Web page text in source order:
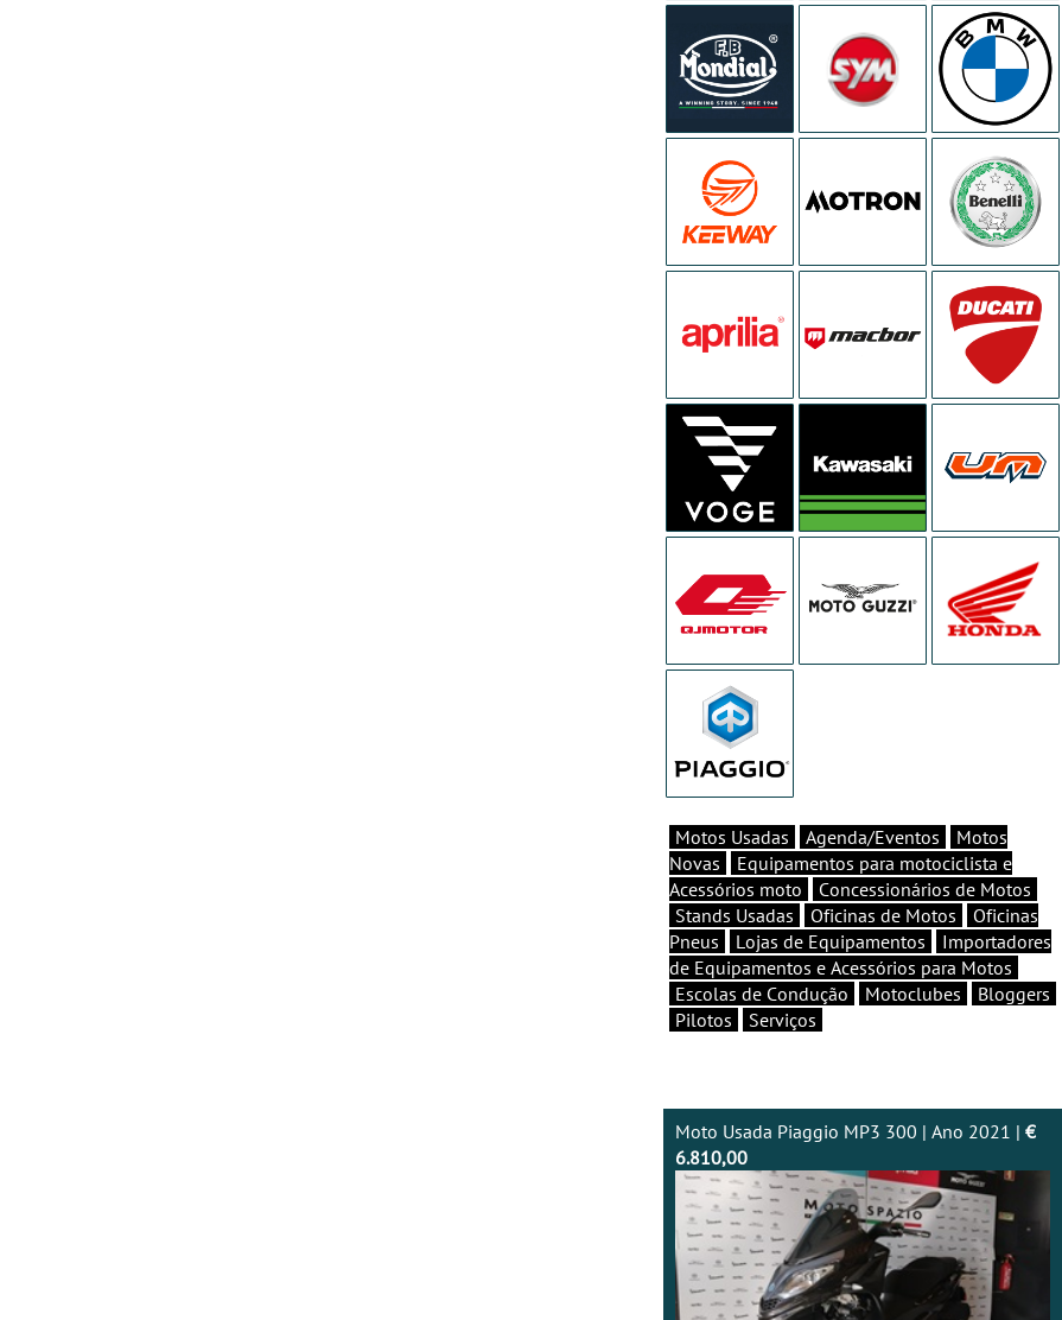
Motos Usadas Agenda/Eventos
Motos
Novas
Equipamentos para motociclista e
Acessórios moto
Concessionários de Motos
Stands Usadas
Oficinas de Motos
Oficinas
Pneus
Lojas de Equipamentos
Importadores
de Equipamentos e Acessórios para Motos
Escolas de Condução
Motoclubes
Bloggers
Pilotos
Serviços
Moto Usada Piaggio MP3 300 | Ano 2021 | €
6.810,00